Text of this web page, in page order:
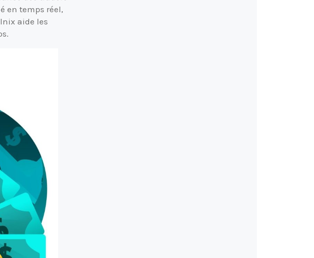
en temps réel,
aide les